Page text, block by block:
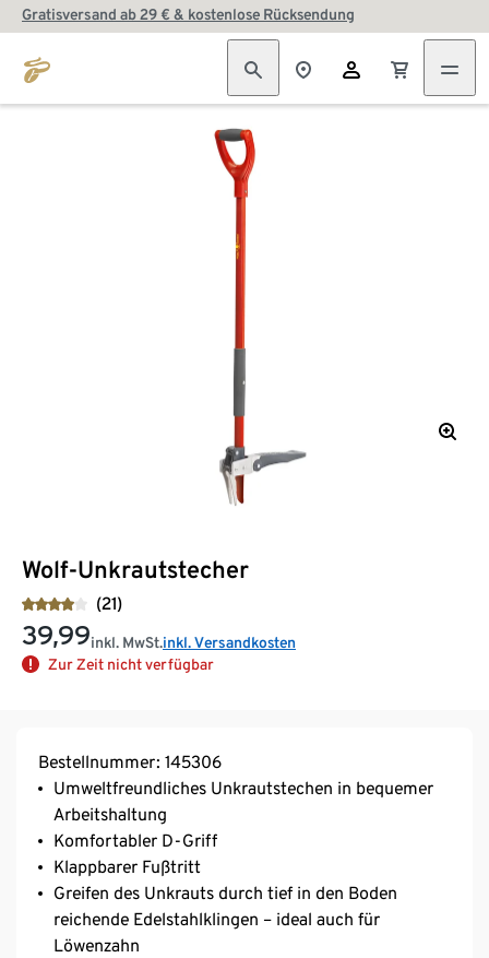
Gratisversand ab 29 € & kostenlose Rücksendung
Wolf-Unkrautstecher
(21)
39,99inkl. MwSt.inkl. Versandkosten
Zur Zeit nicht verfügbar
Bestellnummer: 145306
Umweltfreundliches Unkrautstechen in bequemer
Arbeitshaltung
Komfortabler D-Griff
Klappbarer Fußtritt
Greifen des Unkrauts durch tief in den Boden
reichende Edelstahlklingen – ideal auch für
Löwenzahn